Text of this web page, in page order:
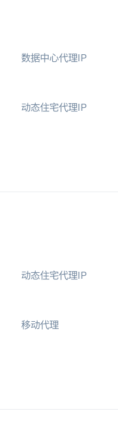
数据中心代理IP
动态住宅代理IP
动态住宅代理IP
移动代理